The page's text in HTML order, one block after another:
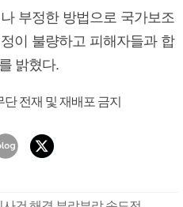
부정한 방법으로 국가보조
이 불량하고 피해자들과 합
밝혔다.
전재 및 재배포 금지